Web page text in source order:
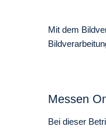
Mit dem
Messen
Bei dieser